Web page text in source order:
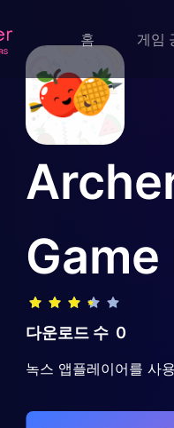
홈 게임
Game
다운로드 수 0
녹스 앱플레이어를 사